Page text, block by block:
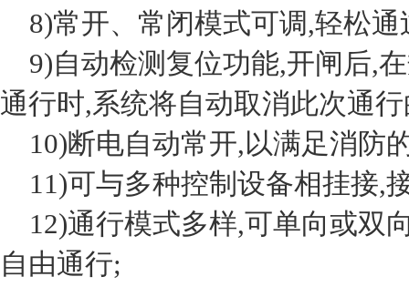
8)常开、常闭模式可调,轻松通
9)自动检测复位功能,开闸后,
通行时,系统将自动取消此次通
10)断电自动常开,以满足消防
11)可与多种控制设备相挂接,
12)通行模式多样,可单向或双
自由通行;